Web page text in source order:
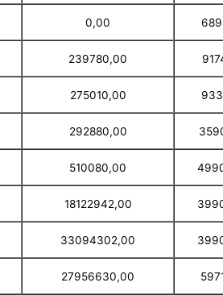
0,00
239780,00
275010,00
292880,00
510080,00
18122942,00
33094302,00
27956630,00